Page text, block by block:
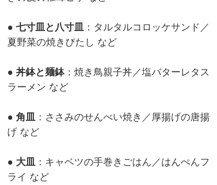
● 七寸皿と八寸皿 ：タルタルコロッケサンド／
夏野菜の焼きびたし など
● 丼鉢と麺鉢：焼き鳥親子丼／塩バターレタス
ラーメン など
● 角皿 ：ささみのせんべい焼き／厚揚げの唐揚
げ など
● 大皿 ：キャベツの手巻きごはん／はんぺんフ
ライ など